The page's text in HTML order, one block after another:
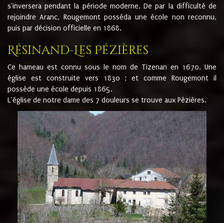
s'inversera pendant la période moderne. De par la difficulté de
rejoindre Aranc, Rougemont posséda une école non reconnu,
puis par décision officielle en 1868.
Résinand-Les Pézières
Ce hameau est connu sous le nom de Tizenan en 1670. Une
église est construite vers 1830 ; et comme Rougemont il
possède une école depuis 1865.
L'église de notre dame des 7 douleurs se trouve aux Pézières.